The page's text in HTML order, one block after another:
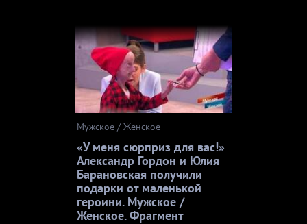
Мужское / Женское
«У меня сюрприз для вас!»
Александр Гордон и Юлия
Барановская получили
подарки от маленькой
героини. Мужское /
Женское. Фрагмент